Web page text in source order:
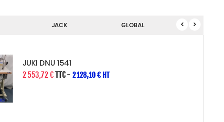
JACK GLOBAL GEMSY
JUKI DNU 1541
2 553,72 €TTC- 2 128,10 € HT